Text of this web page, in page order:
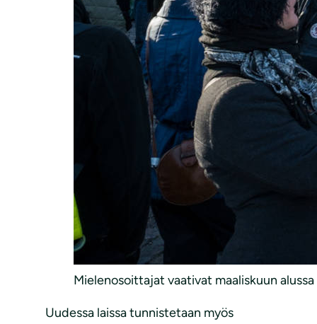
Mielenosoittajat vaativat maaliskuun
Uudessa laissa tunnistetaan myös